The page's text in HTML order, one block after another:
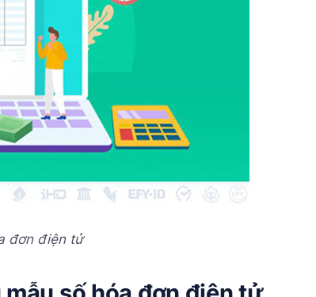
đơn điện tử